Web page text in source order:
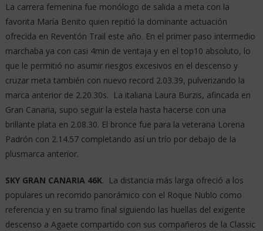
La carrera femenina fue monólogo de salida a meta con la
favorita María Benito quien repitió la dominante actuación
ofrecida en Reventón Trail este año. En el primer paso intermedio
marchaba ya con casi 4min de ventaja y en el top10 absoluto, lo
que le permitió no asumir riesgos excesivos en el descenso y
cruzar meta también con nuevo record 2.03.39, pulverizando la
marca anterior de 2.20.30s. La italiana Laura Burzis, afincada en
Gran Canaria, supo seguir la estela hasta hacerse con una
brillante plata en 2.08.30. El bronce fue para la veterana Lorena
Padrón con 2.14.57 completando así un trío por debajo de la
plusmarca anterior.
SKY GRAN CANARIA 46K. La distancia más larga ofreció a los
populares un recorrido panorámico con el Roque Nublo como
referencia y en su tramo final siguiendo las huellas del exigente
descenso a Agaete compartido con sus compañeros de la Classic